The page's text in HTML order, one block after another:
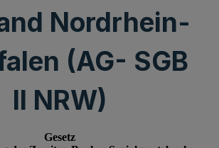
Nordrhein-
(AG- SGB
II NRW)